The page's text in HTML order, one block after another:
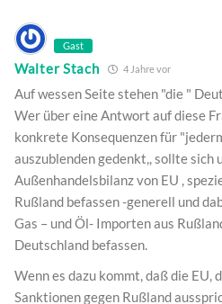
Gast
Walter Stach 4 Jahre vor
Auf wessen Seite stehen "die "
Wer über eine Antwort auf diese
konkrete Konsequenzen für
auszublenden gedenkt,, sollte sich
Außenhandelsbilanz von EU ,
Rußland befassen -generell und
Gas – und Öl- Importen aus
Deutschland befassen.
Wenn es dazu kommt, daß die EU,
Sanktionen gegen Rußland